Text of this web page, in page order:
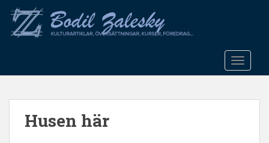
o
Husen här